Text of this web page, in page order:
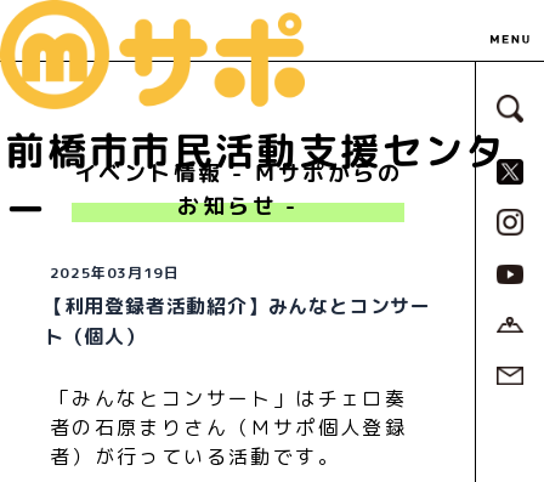
前橋市市民活動支援センタ
ー
サ
イベント情報 - Ｍサポからの
お知らせ -
2025年03月19日
【利用登録者活動紹介】みんなとコンサー
ト（個人）
「みんなとコンサート」はチェロ奏
者の石原まりさん（Ｍサポ個人登録
者）が行っている活動です。